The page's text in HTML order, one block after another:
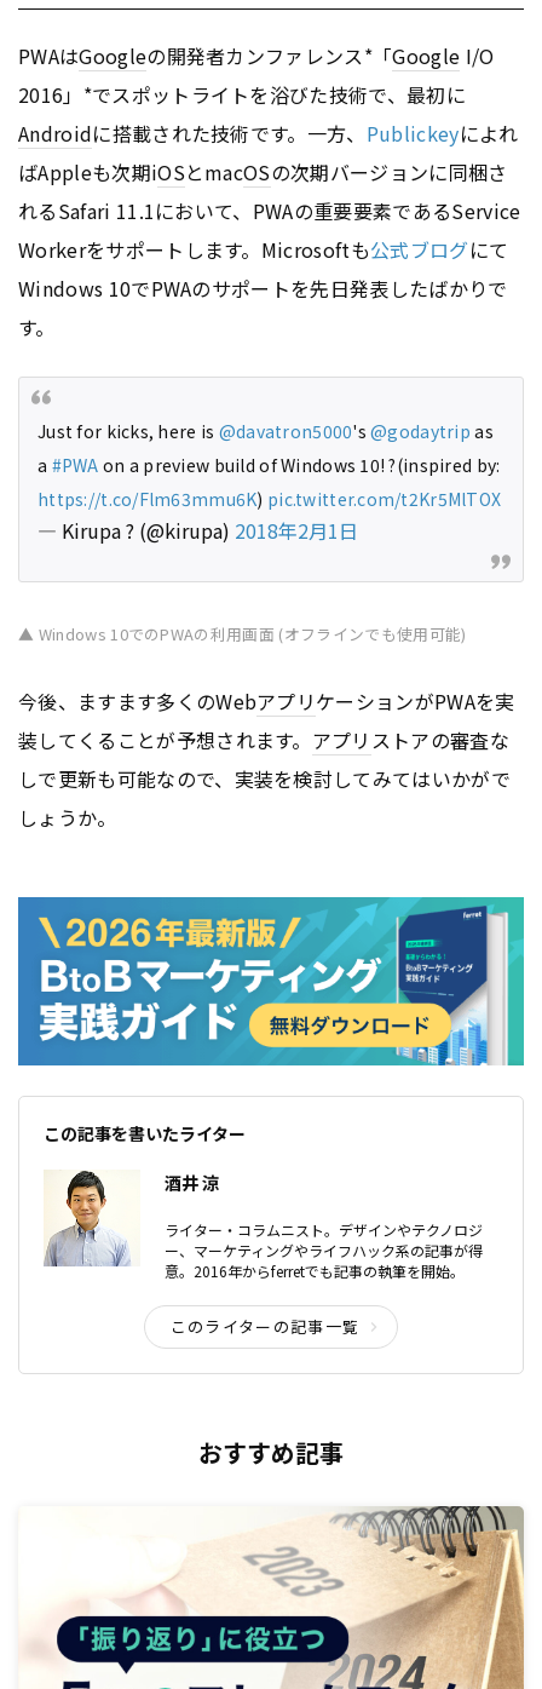
PWAはGoogleの開発者カンファレンス*「Google I/O
2016」*でスポットライトを浴びた技術で、最初に
Androidに搭載された技術です。一方、 Publickeyによれ
ばAppleも次期iOSとmacOSの次期バージョンに同梱さ
れるSafari 11.1において、PWAの重要要素であるService
Workerをサポートします。Microsoftも公式ブログにて
Windows 10でPWAのサポートを先日発表したばかりで
す。
Just for kicks, here is @davatron5000's@godaytrip as
a #PWA on a preview build of Windows 10! ?(inspired by:
https://t.co/Flm63mmu6K) pic.twitter.com/t2Kr5MlTOX
— Kirupa ? (@kirupa) 2018年2月1日
▲ Windows 10でのPWAの利用画面 (オフラインでも使用可能)
今後、ますます多くのWebアプリケーションがPWAを実
装してくることが予想されます。 アプリ ストアの審査な
しで更新も可能なので、実装を検討してみてはいかがで
しょうか。
この記事を書いたライター
酒井 涼
ライター・コラムニスト。デザインやテクノロジ
ー、マーケティングやライフハック系の記事が得
意。2016年からferretでも記事の執筆を開始。
このライターの記事一覧
おすすめ記事